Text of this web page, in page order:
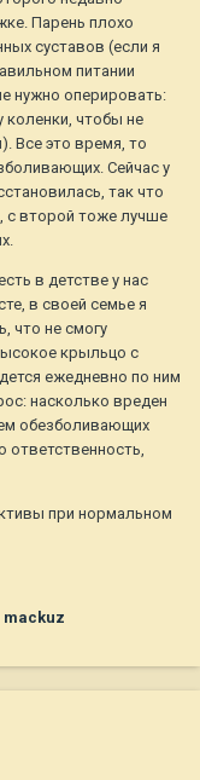
Парень плохо
суставов (если я
питании
нужно оперировать:
коленки, чтобы не
Все это время, то
Сейчас у
так что
с второй тоже лучше
в детстве у нас
в своей семье я
что не смогу
крыльцо с
ежедневно по ним
насколько вреден
обезболивающих
ответственность,
при нормальном
mackuz